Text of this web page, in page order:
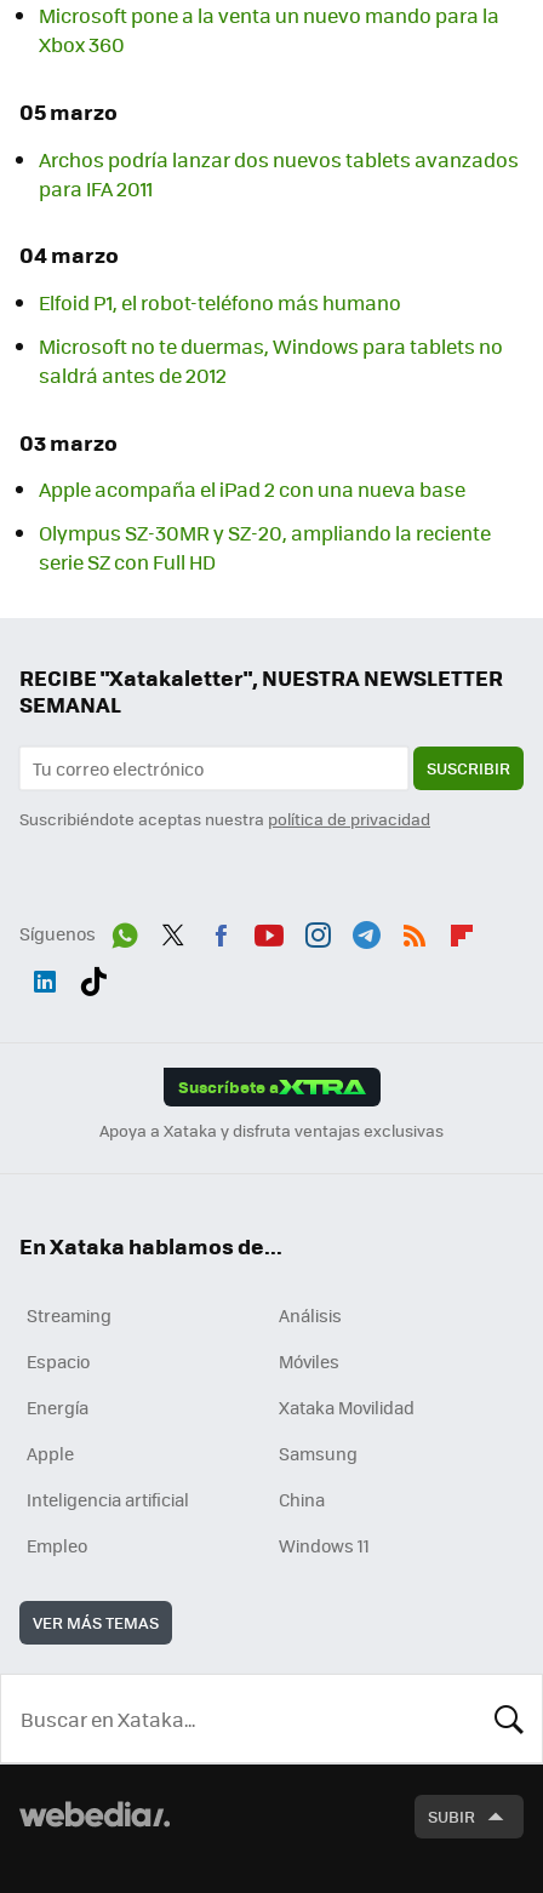
Microsoft pone a la venta un nuevo mando para la
Xbox 360
05 marzo
Archos podría lanzar dos nuevos tablets avanzados
para IFA 2011
04 marzo
Elfoid P1, el robot-teléfono más humano
Microsoft no te duermas, Windows para tablets no
saldrá antes de 2012
03 marzo
Apple acompaña el iPad 2 con una nueva base
Olympus SZ-30MR y SZ-20, ampliando la reciente
serie SZ con Full HD
RECIBE "Xatakaletter", NUESTRA NEWSLETTER
SEMANAL
SUSCRIBIR
Suscribiéndote aceptas nuestra política de privacidad
Síguenos
Suscríbete a
Apoya a Xataka y disfruta ventajas exclusivas
En Xataka hablamos de...
Streaming
Análisis
Espacio
Móviles
Energía
Xataka Movilidad
Apple
Samsung
Inteligencia artificial
China
Empleo
Windows 11
VER MÁS TEMAS
SUBIR